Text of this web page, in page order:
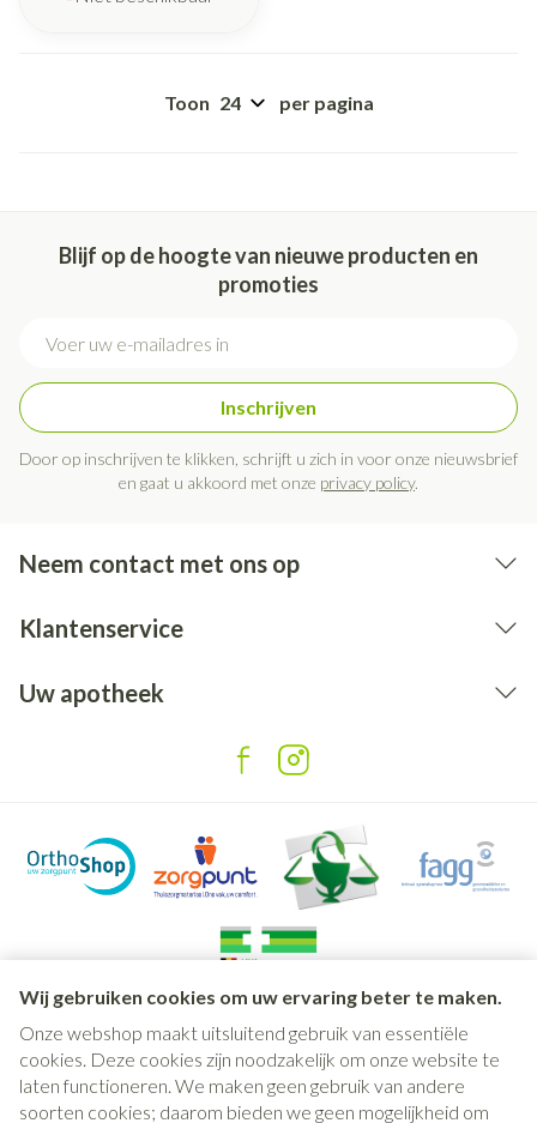
Wij gebruiken cookies om uw ervaring beter te maken.
Onze webshop maakt uitsluitend gebruik van essentiële
cookies. Deze cookies zijn noodzakelijk om onze website te
laten functioneren. We maken geen gebruik van andere
soorten cookies; daarom bieden we geen mogelijkheid om
Toon per pagina
Blijf op de hoogte van nieuwe producten en
promoties
Inschrijven
Door op inschrijven te klikken, schrijft u zich in voor onze nieuwsbrief
en gaat u akkoord met onze privacy policy.
Neem contact met ons op
Klantenservice
Uw apotheek
Juridische links